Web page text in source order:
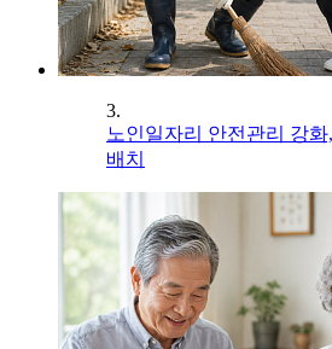
3.
노인일자리 안전관리 강
배치